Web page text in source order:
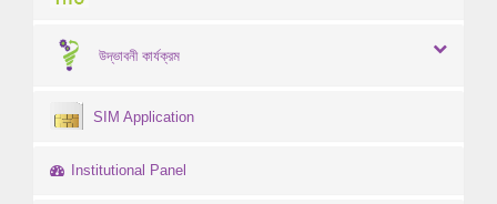
উদ্ভাবনী কার্যক্রম
SIM Application
Institutional Panel